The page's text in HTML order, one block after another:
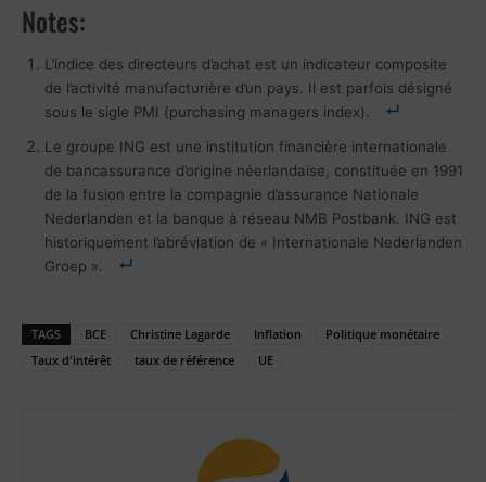
Notes:
L’indice des directeurs d’achat est un indicateur composite
de l’activité manufacturière d’un pays. Il est parfois désigné
sous le sigle PMI (purchasing managers index).
Le groupe ING est une institution financière internationale
de bancassurance d’origine néerlandaise, constituée en 1991
de la fusion entre la compagnie d’assurance Nationale
Nederlanden et la banque à réseau NMB Postbank. ING est
historiquement l’abréviation de « Internationale Nederlanden
Groep ».
TAGS BCE Christine Lagarde Inflation
Politique monétaire
Taux d'intérêt
taux de référence UE